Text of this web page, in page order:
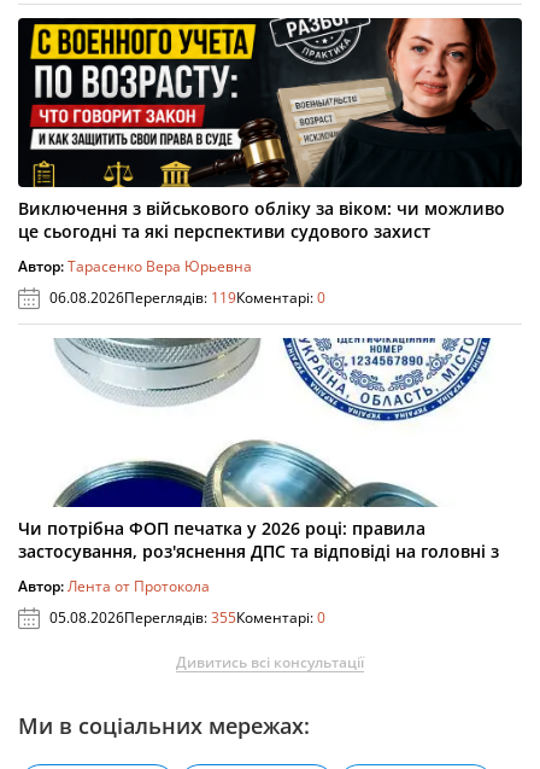
Виключення з військового обліку за віком: чи можливо
це сьогодні та які перспективи судового захист
Автор:Тарасенко Вера Юрьевна
06.08.2026Переглядів: 119Коментарі:0
Чи потрібна ФОП печатка у 2026 році: правила
застосування, роз'яснення ДПС та відповіді на головні з
Автор:Лента от Протокола
05.08.2026Переглядів:355Коментарі:0
Дивитись всі консультації
Ми в соціальних мережах: